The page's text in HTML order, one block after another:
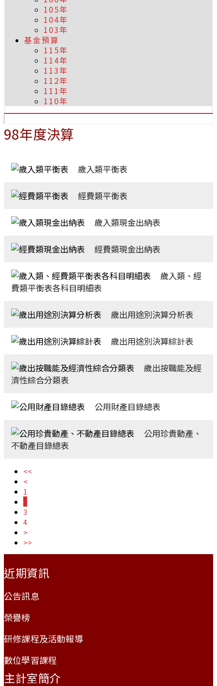
105年
104年
103年
基金預算
115年
114年
113年
112年
111年
110年
98年度決算
歲入類平衡表
經費類平衡表
歲入類現金出納表
經費類現金出納表
歲入類、經
費類平衡表各科目明細表
歲出用途別決算分析表
歲出用途別決算綜計表
歲出按職能及經
濟性綜合分類表
公用財產目錄總表
公用珍貴動產、
不動產目錄總表
<<
<
1
3
4
>
>>
近期資訊
公告訊息
榮譽榜
研修課程及活動報導
數位學習課程
主計室簡介